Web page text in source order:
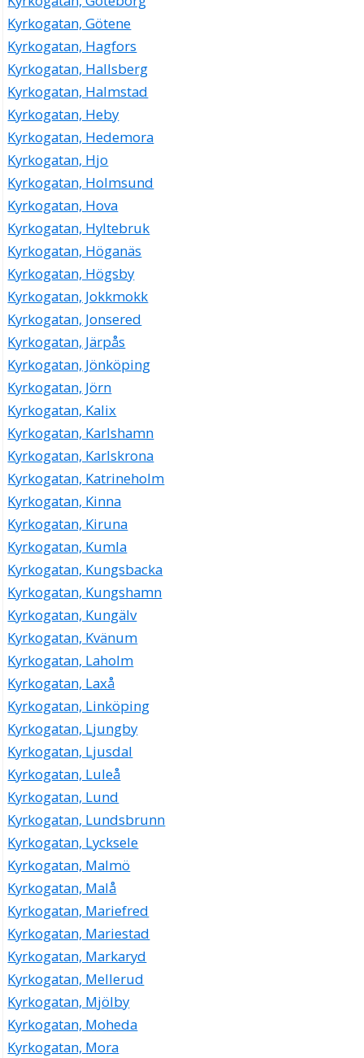
Kyrkogatan, Götene
Kyrkogatan, Hagfors
Kyrkogatan, Hallsberg
Kyrkogatan, Halmstad
Kyrkogatan, Heby
Kyrkogatan, Hedemora
Kyrkogatan, Hjo
Kyrkogatan, Holmsund
Kyrkogatan, Hova
Kyrkogatan, Hyltebruk
Kyrkogatan, Höganäs
Kyrkogatan, Högsby
Kyrkogatan, Jokkmokk
Kyrkogatan, Jonsered
Kyrkogatan, Järpås
Kyrkogatan, Jönköping
Kyrkogatan, Jörn
Kyrkogatan, Kalix
Kyrkogatan, Karlshamn
Kyrkogatan, Karlskrona
Kyrkogatan, Katrineholm
Kyrkogatan, Kinna
Kyrkogatan, Kiruna
Kyrkogatan, Kumla
Kyrkogatan, Kungsbacka
Kyrkogatan, Kungshamn
Kyrkogatan, Kungälv
Kyrkogatan, Kvänum
Kyrkogatan, Laholm
Kyrkogatan, Laxå
Kyrkogatan, Linköping
Kyrkogatan, Ljungby
Kyrkogatan, Ljusdal
Kyrkogatan, Luleå
Kyrkogatan, Lund
Kyrkogatan, Lundsbrunn
Kyrkogatan, Lycksele
Kyrkogatan, Malmö
Kyrkogatan, Malå
Kyrkogatan, Mariefred
Kyrkogatan, Mariestad
Kyrkogatan, Markaryd
Kyrkogatan, Mellerud
Kyrkogatan, Mjölby
Kyrkogatan, Moheda
Kyrkogatan, Mora